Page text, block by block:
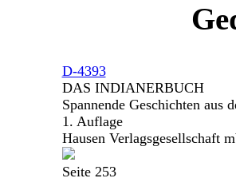
D-4393
DAS INDIANERBUCH
Spannende Geschichten aus
1. Auflage
Hausen Verlagsgesellschaft
Seite 253